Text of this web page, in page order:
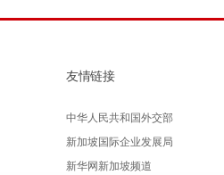
友情链接
中华人民共和国外交部
新加坡国际企业发展局
新华网新加坡频道